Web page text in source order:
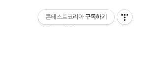
콘테스트코리아 구독하기